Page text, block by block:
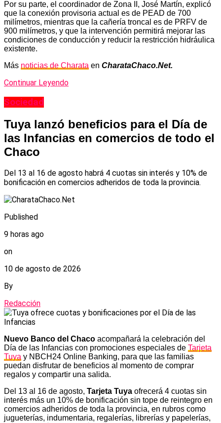
Por su parte, el coordinador de Zona II, José Martín, explicó
que la conexión provisoria actual es de PEAD de 700
milímetros, mientras que la cañería troncal es de PRFV de
900 milímetros, y que la intervención permitirá mejorar las
condiciones de conducción y reducir la restricción hidráulica
existente.
Más noticias de Charata en CharataChaco.Net.
Continuar Leyendo
Sociedad
Tuya lanzó beneficios para el Día de
las Infancias en comercios de todo el
Chaco
Del 13 al 16 de agosto habrá 4 cuotas sin interés y 10% de
bonificación en comercios adheridos de toda la provincia.
Published
9 horas ago
on
10 de agosto de 2026
By
Redacción
Nuevo Banco del Chaco acompañará la celebración del
Día de las Infancias con promociones especiales de Tarjeta
Tuya y NBCH24 Online Banking, para que las familias
puedan disfrutar de beneficios al momento de comprar
regalos y compartir una salida.
Del 13 al 16 de agosto, Tarjeta Tuya ofrecerá 4 cuotas sin
interés más un 10% de bonificación sin tope de reintegro en
comercios adheridos de toda la provincia, en rubros como
jugueterías, indumentaria, regalerías, librerías y papelerías,